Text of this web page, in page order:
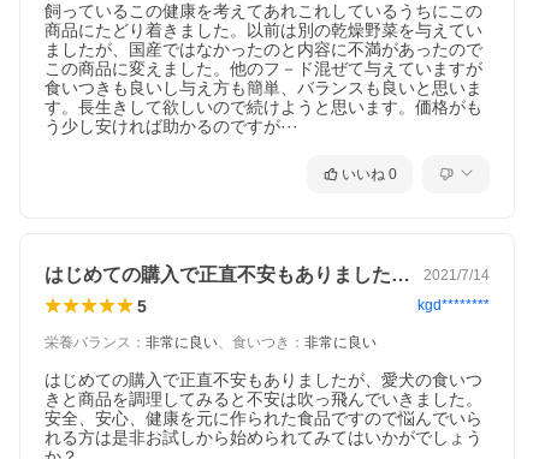
飼っているこの健康を考えてあれこれしているうちにこの
商品にたどり着きました。以前は別の乾燥野菜を与えてい
ましたが、国産ではなかったのと内容に不満があったので
この商品に変えました。他のフ－ド混ぜて与えていますが
食いつきも良いし与え方も簡単、バランスも良いと思いま
す。長生きして欲しいので続けようと思います。価格がも
う少し安ければ助かるのですが···
いいね 0
はじめての購入で正直不安もありましたが… 2021/7/14
5 kgd********
栄養バランス ： 非常に良い、 食いつき ： 非常に良い
はじめての購入で正直不安もありましたが、愛犬の食いつ
きと商品を調理してみると不安は吹っ飛んでいきました。
安全、安心、健康を元に作られた食品ですので悩んでいら
れる方は是非お試しから始められてみてはいかがでしょう